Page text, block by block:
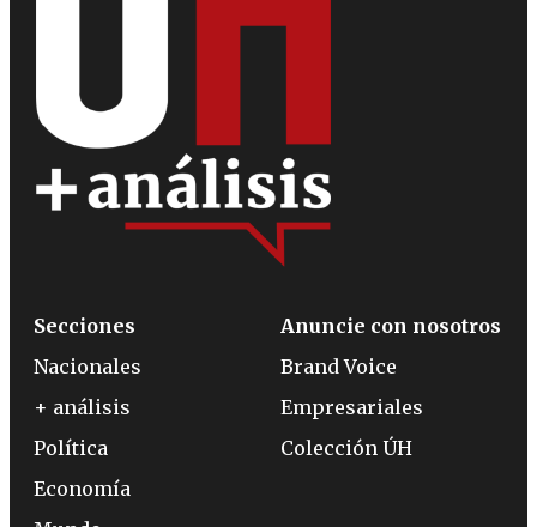
Secciones
Nacionales
+ análisis
Política
Economía
Anuncie con nosotros
Brand Voice
Empresariales
Colección ÚH